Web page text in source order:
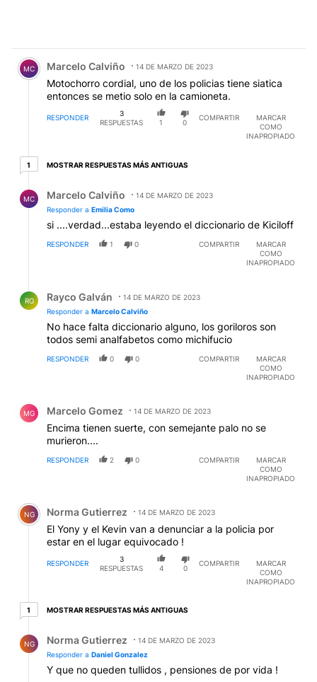
Comentario de Marcelo Calviño.
MC Marcelo Calviño 14 DE MARZO DE 2023
Motochorro cordial, uno de los policias tiene siatica
entonces se metio solo en la camioneta.
RESPONDER
3
RESPUESTAS
1 0
COMPARTIR
MARCAR
COMO
INAPROPIADO
11 respuesta más antiguas
MOSTRAR RESPUESTAS MÁS ANTIGUAS
MC Marcelo Calviño
14 DE MARZO DE 2023
Responder a Emilia Como
si ....verdad...estaba leyendo el diccionario de Kiciloff
RESPONDER 1 0 COMPARTIR
MARCAR
COMO
INAPROPIADO
RG Rayco Galván
14 DE MARZO DE 2023
Responder a Marcelo Calviño
No hace falta diccionario alguno, los goriloros son
todos semi analfabetos como michifucio
RESPONDER 0 0 COMPARTIR
MARCAR
COMO
INAPROPIADO
MG Marcelo Gomez 14 DE MARZO DE 2023
Encima tienen suerte, con semejante palo no se
murieron....
RESPONDER 2 0 COMPARTIR
MARCAR
COMO
INAPROPIADO
Comentario de Norma Gutierrez.
NG Norma Gutierrez 14 DE MARZO DE 2023
El Yony y el Kevin van a denunciar a la policia por
estar en el lugar equivocado !
RESPONDER
3
RESPUESTAS
4 0
COMPARTIR
MARCAR
COMO
INAPROPIADO
11 respuesta más antiguas
MOSTRAR RESPUESTAS MÁS ANTIGUAS
NG Norma Gutierrez
14 DE MARZO DE 2023
Responder a Daniel Gonzalez
Y que no queden tullidos , pensiones de por vida !